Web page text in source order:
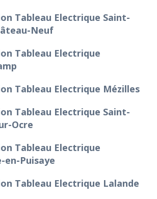
Tableau Electrique Saint-
Neuf
Tableau Electrique
Tableau Electrique Mézilles
Tableau Electrique Saint-
Ocre
Tableau Electrique
en-Puisaye
Tableau Electrique Lalande